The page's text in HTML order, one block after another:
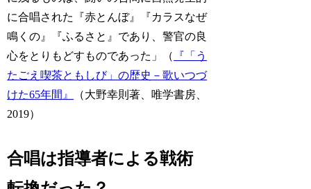
に合唱された『赤とんぼ』『カラスなぜ
鳴くの』『ふるさと』であり、警官の良
心をとりもどすものであった」（
『「う
たごえ喫茶ともしび」の歴史－歌いつづ
けた65年間』
（大野幸則著、唯学書房、
2019）
合唱は指導者による戦術